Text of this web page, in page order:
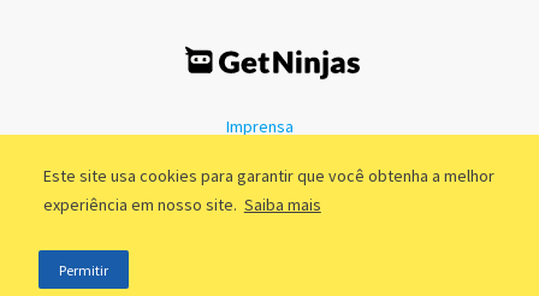
Este site usa cookies para garantir que você obtenha a melhor
experiência em nosso site. Saiba mais
Permitir
Imprensa
Política de Privacidade
©2011 - 2026, GetNinjas LTDA. CNPJ 55.744.877/0001-89 - Rua Dr.